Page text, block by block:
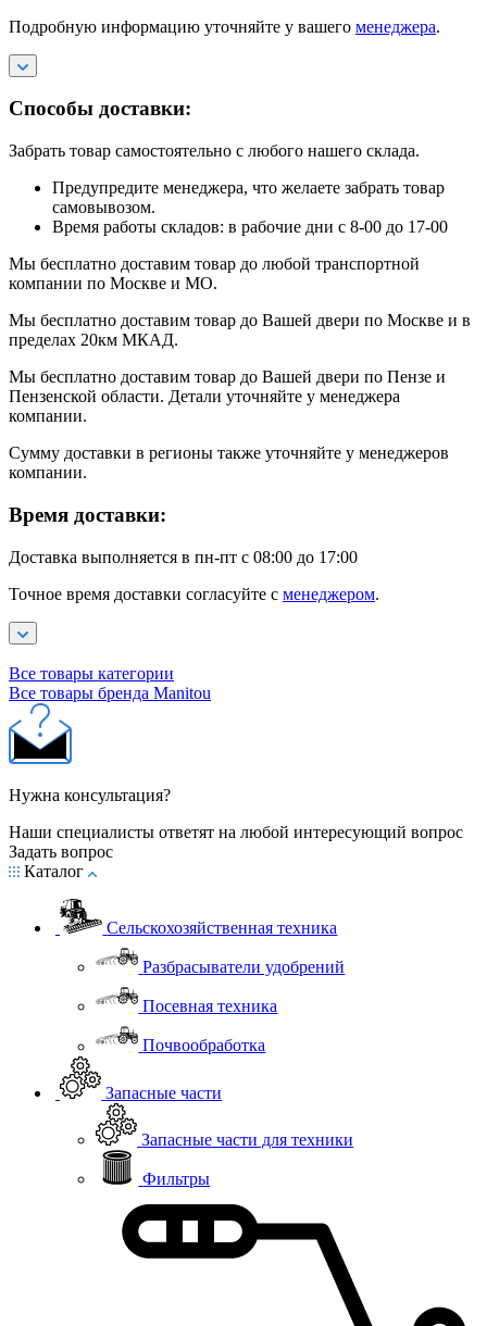
Подробную информацию уточняйте у вашего менеджера.
Способы доставки:
Забрать товар самостоятельно с любого нашего склада.
Предупредите менеджера, что желаете забрать товар
самовывозом.
Время работы складов: в рабочие дни с 8-00 до 17-00
Мы бесплатно доставим товар до любой транспортной
компании по Москве и МО.
Мы бесплатно доставим товар до Вашей двери по Москве и в
пределах 20км МКАД.
Мы бесплатно доставим товар до Вашей двери по Пензе и
Пензенской области. Детали уточняйте у менеджера
компании.
Сумму доставки в регионы также уточняйте у менеджеров
компании.
Время доставки:
Доставка выполняется в пн-пт с 08:00 до 17:00
Точное время доставки согласуйте с менеджером.
Все товары категории
Все товары бренда Manitou
Нужна консультация?
Наши специалисты ответят на любой интересующий вопрос
Задать вопрос
Каталог
Сельскохозяйственная техника
Разбрасыватели удобрений
Посевная техника
Почвообработка
Запасные части
Запасные части для техники
Фильтры